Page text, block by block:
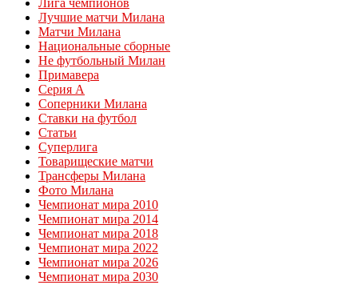
Лига чемпионов
Лучшие матчи Милана
Матчи Милана
Национальные сборные
Не футбольный Милан
Примавера
Серия А
Соперники Милана
Ставки на футбол
Статьи
Суперлига
Товарищеские матчи
Трансферы Милана
Фото Милана
Чемпионат мира 2010
Чемпионат мира 2014
Чемпионат мира 2018
Чемпионат мира 2022
Чемпионат мира 2026
Чемпионат мира 2030